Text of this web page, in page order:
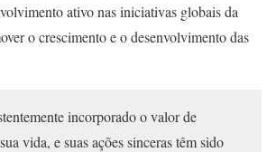
ativo nas iniciativas globais da
o crescimento e o desenvolvimento das
incorporado o valor de
vida, e suas ações sinceras têm sido